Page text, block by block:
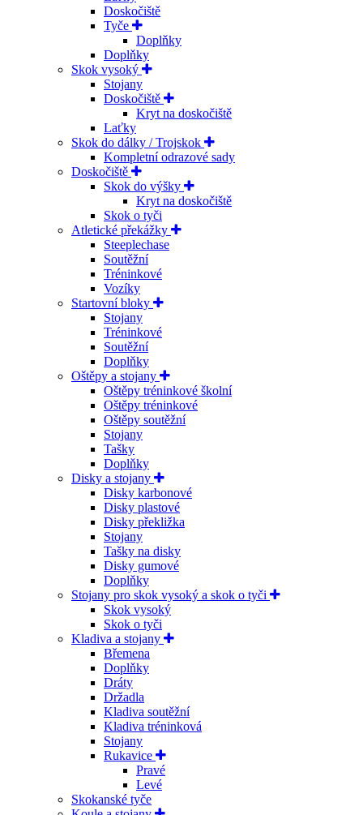
Doskočiště
Tyče
Doplňky
Doplňky
Skok vysoký
Stojany
Doskočiště
Kryt na doskočiště
Laťky
Skok do dálky / Trojskok
Kompletní odrazové sady
Doskočiště
Skok do výšky
Kryt na doskočiště
Skok o tyči
Atletické překážky
Steeplechase
Soutěžní
Tréninkové
Vozíky
Startovní bloky
Stojany
Tréninkové
Soutěžní
Doplňky
Oštěpy a stojany
Oštěpy tréninkové školní
Oštěpy tréninkové
Oštěpy soutěžní
Stojany
Tašky
Doplňky
Disky a stojany
Disky karbonové
Disky plastové
Disky překližka
Stojany
Tašky na disky
Disky gumové
Doplňky
Stojany pro skok vysoký a skok o tyči
Skok vysoký
Skok o tyči
Kladiva a stojany
Břemena
Doplňky
Dráty
Držadla
Kladiva soutěžní
Kladiva tréninková
Stojany
Rukavice
Pravé
Levé
Skokanské tyče